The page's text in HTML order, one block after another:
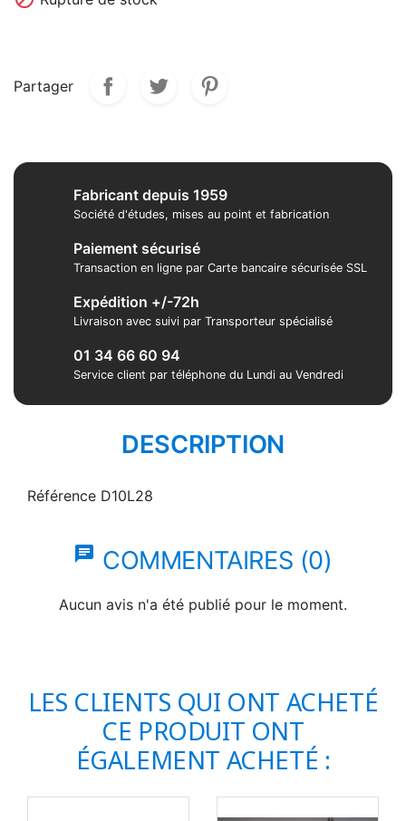
Partager
Fabricant depuis 1959
Société d'études, mises au point et fabrication
Paiement sécurisé
Transaction en ligne par Carte bancaire sécurisée SSL
Expédition +/-72h
Livraison avec suivi par Transporteur spécialisé
01 34 66 60 94
Service client par téléphone du Lundi au Vendredi
DESCRIPTION
Référence D10L28
chat COMMENTAIRES (0)
Aucun avis n'a été publié pour le moment.
LES CLIENTS QUI ONT ACHETÉ
CE PRODUIT ONT
ÉGALEMENT ACHETÉ :